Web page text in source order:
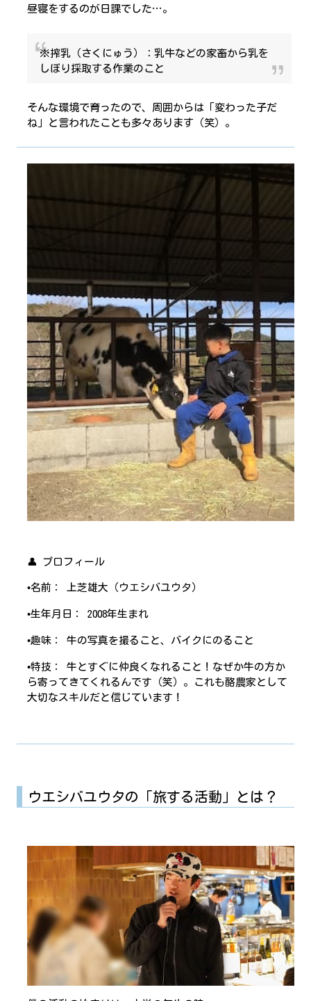
昼寝をするのが日課でした…。
※搾乳（さくにゅう）：乳牛などの家畜から乳を
しぼり採取する作業のこと
そんな環境で育ったので、周囲からは「変わった子だ
ね」と言われたことも多々あります（笑）。
👤 プロフィール
•名前： 上芝雄大（ウエシバユウタ）
•生年月日： 2008年生まれ
•趣味： 牛の写真を撮ること、バイクにのること
•特技： 牛とすぐに仲良くなれること！なぜか牛の方か
ら寄ってきてくれるんです（笑）。これも酪農家として
大切なスキルだと信じています！
ウエシバユウタの「旅する活動」とは？